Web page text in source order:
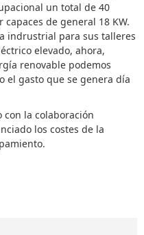
un total de 40
de general 18 KW.
indrustrial para sus talleres
elevado, ahora,
renovable podemos
el gasto que se genera día
con la colaboración
los costes de la